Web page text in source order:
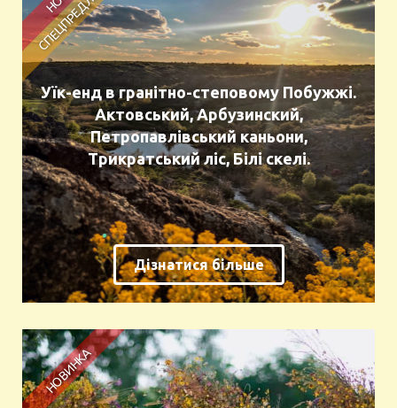
Уїк-енд в гранітно-степовому Побужжі.
Актовський, Арбузинский,
Петропавлівський каньони,
Трикратський ліс, Білі скелі.
Дізнатися більше